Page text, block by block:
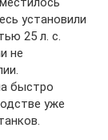
установили
25 л. с.
не
быстро
уже